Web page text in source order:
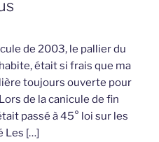
de 2003, le pallier du
était si frais que ma
toujours ouverte pour
de la canicule de fin
passé à 45° loi sur les
Les […]